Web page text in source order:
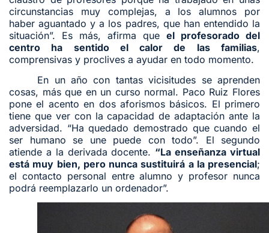
circunstancias muy complejas, a los alumnos por
haber aguantado y a los padres, que han entendido la
situación”. Es más, afirma que el profesorado del
centro ha sentido el calor de las familias,
comprensivas y proclives a ayudar en todo momento.
En un año con tantas vicisitudes se aprenden
cosas, más que en un curso normal. Paco Ruiz Flores
pone el acento en dos aforismos básicos. El primero
tiene que ver con la capacidad de adaptación ante la
adversidad. “Ha quedado demostrado que cuando el
ser humano se une puede con todo”. El segundo
atiende a la derivada docente. “La enseñanza virtual
está muy bien, pero nunca sustituirá a la presencial;
el contacto personal entre alumno y profesor nunca
podrá reemplazarlo un ordenador”.